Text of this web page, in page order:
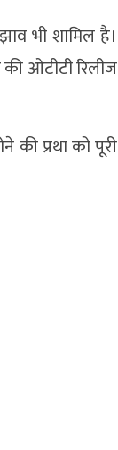
भी शामिल है।
ओटीटी रिलीज
की प्रथा को पूरी